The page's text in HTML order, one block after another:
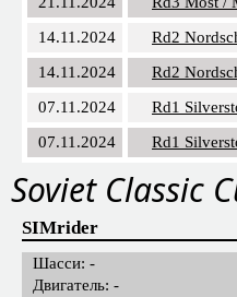
21.11.2024 Rd3 Most /
14.11.2024
Rd2
Rd2
07.11.2024
Rd1
07.11.2024
Rd1
Soviet Classic
SIMrider